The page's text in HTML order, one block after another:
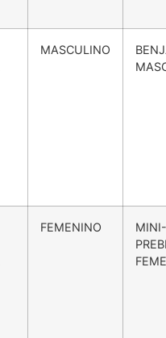
MASCULINO
FEMENINO
MINI-